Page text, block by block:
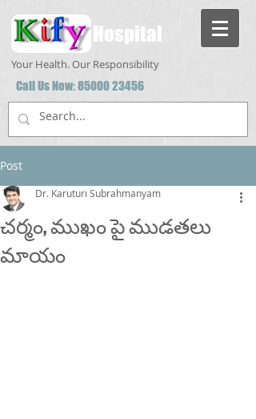
Hospital
Your Health. Our Responsibility
Call Us Now:85000 23456
Post
చర్మం, ముఖం పై ముడతలు
మాయం
Dr. Karuturi Subrahmanyam